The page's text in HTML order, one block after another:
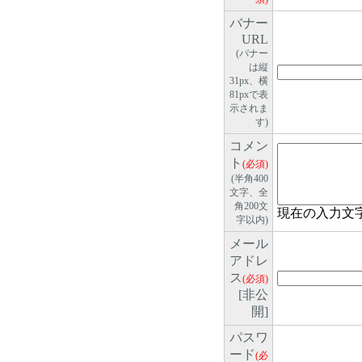
バナー
URL
(バナー
は縦
31px、横
81pxで表
示されま
す)
コメン
ト (必須)
(半角400
文字、全
角200文
字以内)
現在の入力文
メール
アドレ
ス (必須)
[非公
開]
パスワ
ード(必